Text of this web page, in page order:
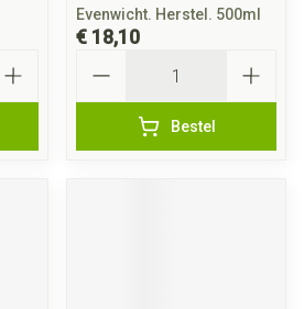
Evenwicht. Herstel. 500ml
€ 18,10
Bestel